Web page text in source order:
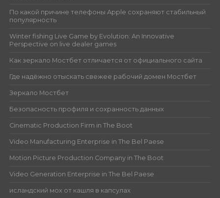
По какой причине телефоны Apple сохраняют стабильный
популярность
Winter fishing Live Game by Evolution: An Innovative
Perspective on live dealer games
Как зеркало Мостбет отличается от официального сайта
Где надёжно отыскать свежее рабочий домен Мостбет
Зеркало Мостбет
Безопасность профиля и сохранность данных
Cinematic Production Firm in The Boot
Video Manufacturing Enterprise in The Bel Paese
Motion Picture Production Company in The Boot
Video Generation Enterprise in The Bel Paese
исландский мох от кашля в капсулах